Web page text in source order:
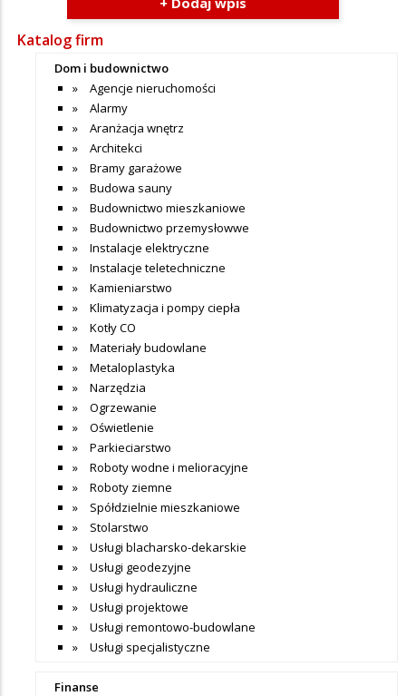
Katalog firm
Dom i budownictwo
Agencje nieruchomości
Alarmy
Aranżacja wnętrz
Architekci
Bramy garażowe
Budowa sauny
Budownictwo mieszkaniowe
Budownictwo przemysłowwe
Instalacje elektryczne
Instalacje teletechniczne
Kamieniarstwo
Klimatyzacja i pompy ciepła
Kotły CO
Materiały budowlane
Metaloplastyka
Narzędzia
Ogrzewanie
Oświetlenie
Parkieciarstwo
Roboty wodne i melioracyjne
Roboty ziemne
Spółdzielnie mieszkaniowe
Stolarstwo
Usługi blacharsko-dekarskie
Usługi geodezyjne
Usługi hydrauliczne
Usługi projektowe
Usługi remontowo-budowlane
Usługi specjalistyczne
Finanse